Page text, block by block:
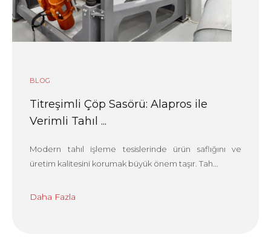
BLOG
Titreşimli Çöp Sasörü: Alapros ile
Verimli Tahıl ...
Modern tahıl işleme tesislerinde ürün saflığını ve
üretim kalitesini korumak büyük önem taşır. Tah...
Daha Fazla